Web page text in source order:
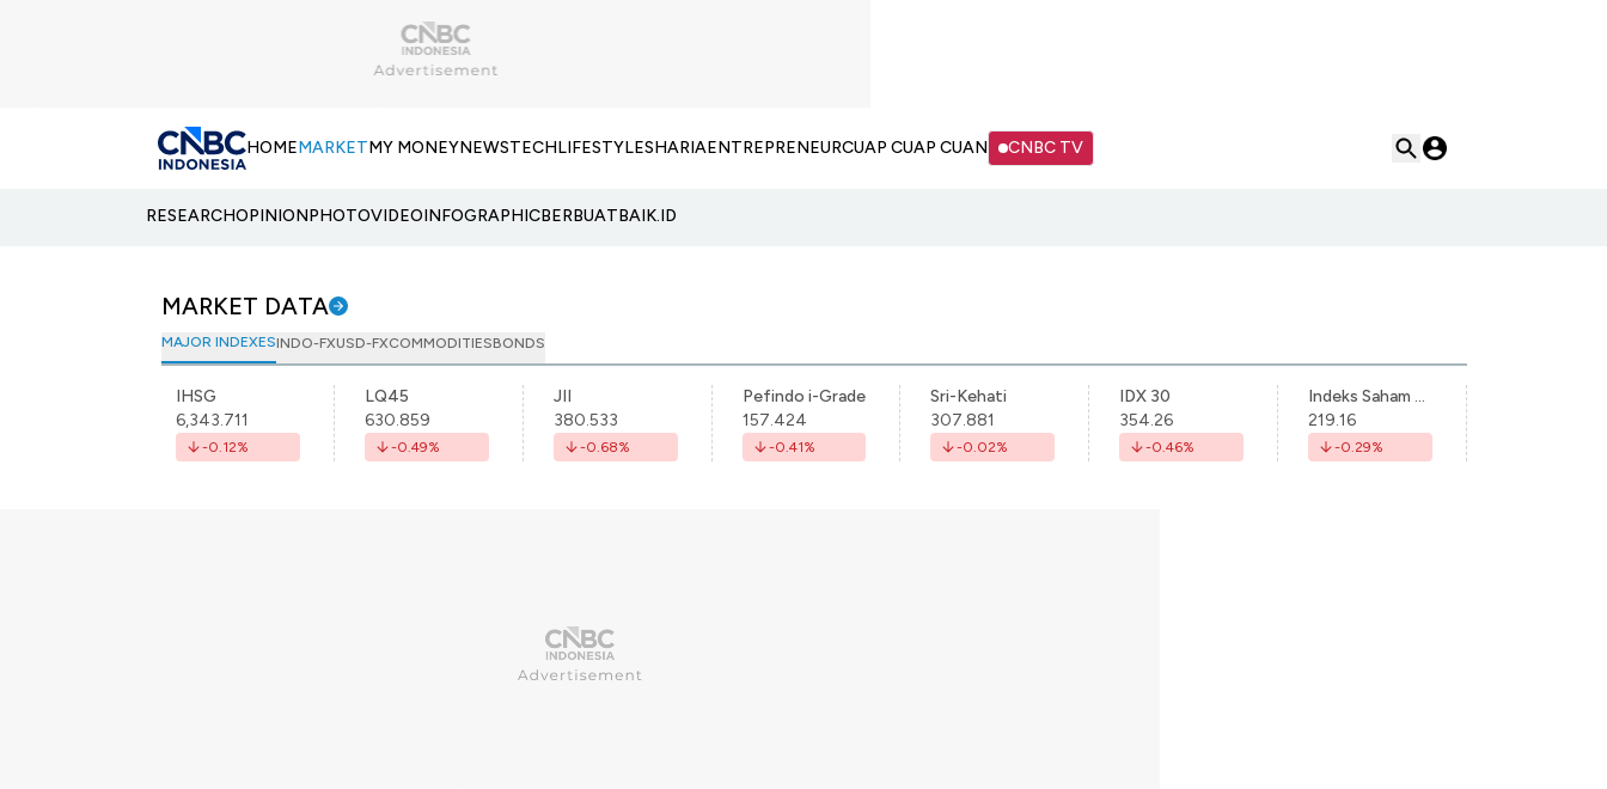
HOMEMARKETMY MONEYNEWSTECHLIFESTYLESHARIAENTREPRENEURCUAP CUAP CUAN CNBC TV
RESEARCHOPINIONPHOTOVIDEOINFOGRAPHICBERBUATBAIK.ID
MARKET DATA
MAJOR INDEXESINDO-FXUSD-FXCOMMODITIESBONDS
IHSG
6,343.711
-0.12%
LQ45
630.859
-0.49%
JII
380.533
-0.68%
Pefindo i-Grade
157.424
-0.41%
Sri-Kehati
307.881
-0.02%
IDX 30
354.26
-0.46%
Indeks Saham Syariah Indonesia
219.16
-0.29%